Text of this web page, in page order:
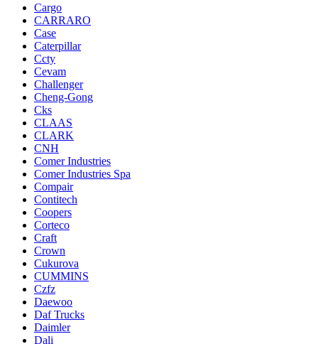
Cargo
CARRARO
Case
Caterpillar
Ccty
Cevam
Challenger
Cheng-Gong
Cks
CLAAS
CLARK
CNH
Comer Industries
Comer Industries Spa
Compair
Contitech
Coopers
Corteco
Craft
Crown
Cukurova
CUMMINS
Czfz
Daewoo
Daf Trucks
Daimler
Dali